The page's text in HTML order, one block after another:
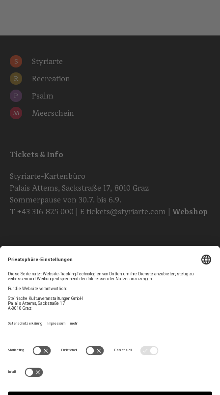
S Styriarte
R Recreation
P Psalm
M Meerschein
Tickets & Info
Styriarte-Kartenbüro
Palais Attems, Sackstraße 17, 8010 Graz
Sommerpause von 30.7. bis 6.9.
T +43 316 825 000 | E tickets@styriarte.com Webshop
Newsletter
Kontakt
Team
Impressum
Datenschutz